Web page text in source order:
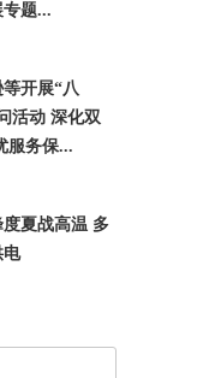
题...
开展“八
活动 深化双
服务保...
夏战高温 多
电